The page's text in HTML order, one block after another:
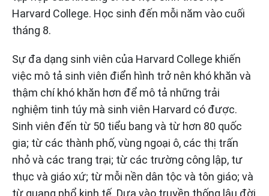
Harvard College. Học sinh đến mỗi năm vào cuối
tháng 8.
Sự đa dạng sinh viên của Harvard College khiến
việc mô tả sinh viên điển hình trở nên khó khăn và
thậm chí khó khăn hơn để mô tả những trải
nghiệm tinh túy mà sinh viên Harvard có được.
Sinh viên đến từ 50 tiểu bang và từ hơn 80 quốc
gia; từ các thành phố, vùng ngoại ô, các thị trấn
nhỏ và các trang trại; từ các trường công lập, tư
thục và giáo xứ; từ mỗi nền dân tộc và tôn giáo; và
từ quang phổ kinh tế. Dựa vào truyền thống lâu đời